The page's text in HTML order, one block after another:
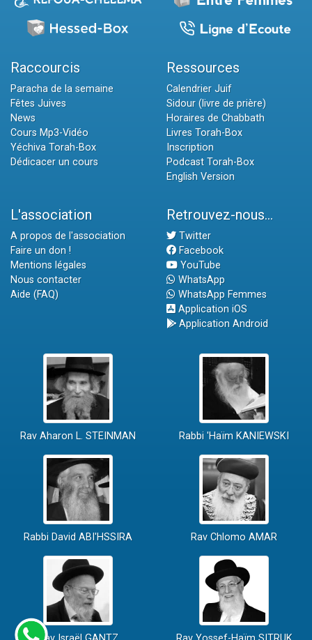
Raccourcis
Paracha de la semaine
Fêtes Juives
News
Cours Mp3-Vidéo
Yéchiva Torah-Box
Dédicacer un cours
Ressources
Calendrier Juif
Sidour (livre de prière)
Horaires de Chabbath
Livres Torah-Box
Inscription
Podcast Torah-Box
English Version
L'association
A propos de l'association
Faire un don !
Mentions légales
Nous contacter
Aide (FAQ)
Retrouvez-nous...
Twitter
Facebook
YouTube
WhatsApp
WhatsApp Femmes
Application iOS
Application Android
Rav Aharon L. STEINMAN Rabbi 'Haïm KANIEWSKI
Rabbi David ABI'HSSIRA Rav Chlomo AMAR